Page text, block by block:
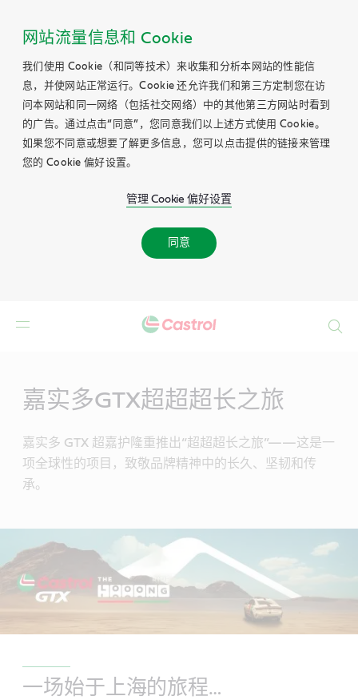
网站流量信息和 Cookie
我们使用 Cookie（和同等技术）来收集和分析本网站的性能信
息，并使网站正常运行。Cookie 还允许我们和第三方定制您在访
问本网站和同一网络（包括社交网络）中的其他第三方网站时看到
的广告。通过点击“同意”，您同意我们以上述方式使用 Cookie。
如果您不同意或想要了解更多信息，您可以点击提供的链接来管理
您的 Cookie 偏好设置。
管理 Cookie 偏好设置
同意
嘉实多GTX超超超长之旅
嘉实多 GTX 超嘉护隆重推出“超超超长之旅”——这是一
项全球性的项目，致敬品牌精神中的长久、坚韧和传
承。
一场始于上海的旅程…